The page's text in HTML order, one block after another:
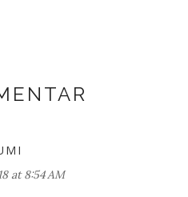
at 8:54 AM